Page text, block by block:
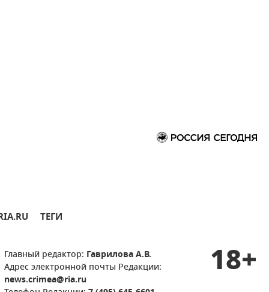
ТЕГИ
Главный редактор: Гаврилова А.В.
Адрес электронной почты Редакции:
news.crimea@ria.ru
18+